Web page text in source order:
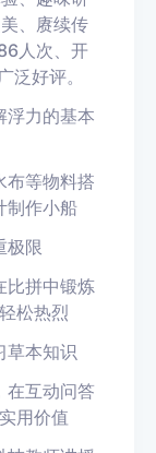
、赓续传
人次、开
泛好评。
浮力的基本
布等物料搭
制作小船
极限
比拼中锻炼
松热烈
草本知识
在互动问答
用价值